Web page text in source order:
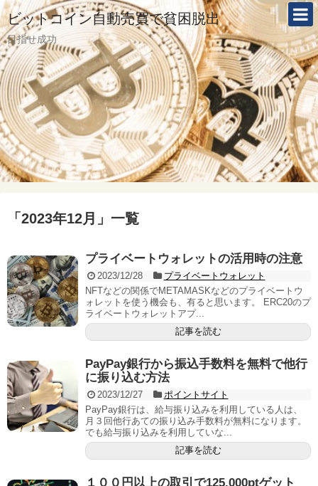
ビットコイン自動売買で貧困脱出
目指せ成功
「 2023年12月 」 一覧
プライベートウォレットの活用時の注意
2023/12/28
プライベートウォレット
NFTなどの関係でMETAMASKなどのプライベートウ
ォレットを使う機会も、有ると思います。 ERC20のプ
ライベートウォレットアプ...
記事を読む
PayPay銀行から振込手数料を無料で他行
に振り込む方法
2023/12/27
ポイントサイト
PayPay銀行は、給与振り込みを利用している人は、
月３回他行あての振り込み手数料が無料になります。
でも給与振り込みを利用していな...
記事を読む
１００円以上の取引で125,000ptゲット